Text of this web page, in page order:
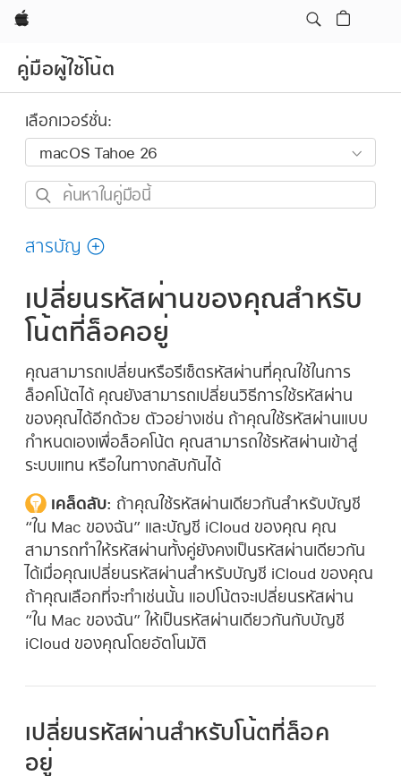
Apple
คู่มือผู้ใช้โน้ต
เลือกเวอร์ชั่น:
ค้นหา
คู่มือ
สารบัญ
เปลี่ยนรหัสผ่านของคุณสำหรับ
โน้ตที่ล็อคอยู่
คุณสามารถเปลี่ยนหรือรีเซ็ตรหัสผ่านที่คุณใช้ในการ
ล็อคโน้ตได้ คุณยังสามารถเปลี่ยนวิธีการใช้รหัสผ่าน
ของคุณได้อีกด้วย ตัวอย่างเช่น ถ้าคุณใช้รหัสผ่านแบบ
กำหนดเองเพื่อล็อคโน้ต คุณสามารถใช้รหัสผ่านเข้าสู่
ระบบแทน หรือในทางกลับกันได้
เคล็ดลับ: ถ้าคุณใช้รหัสผ่านเดียวกันสำหรับบัญชี
“ใน Mac ของฉัน” และบัญชี iCloud ของคุณ คุณ
สามารถทำให้รหัสผ่านทั้งคู่ยังคงเป็นรหัสผ่านเดียวกัน
ได้เมื่อคุณเปลี่ยนรหัสผ่านสำหรับบัญชี iCloud ของคุณ
ถ้าคุณเลือกที่จะทำเช่นนั้น แอปโน้ตจะเปลี่ยนรหัสผ่าน
“ใน Mac ของฉัน” ให้เป็นรหัสผ่านเดียวกันกับบัญชี
iCloud ของคุณโดยอัตโนมัติ
เปลี่ยนรหัสผ่านสำหรับโน้ตที่ล็อค
อยู่